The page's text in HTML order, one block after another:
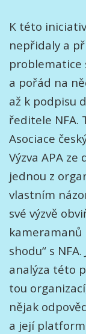
K této
nepřidaly a
problematice
a pořád na
až k podpisu
ředitele NFA.
Asociace
Výzva APA
jednou z
vlastním
své výzvě
kameramanů
shodu“ s
analýza této
tou
nějak
a její